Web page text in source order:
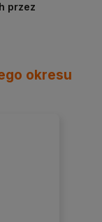
przez
okresu